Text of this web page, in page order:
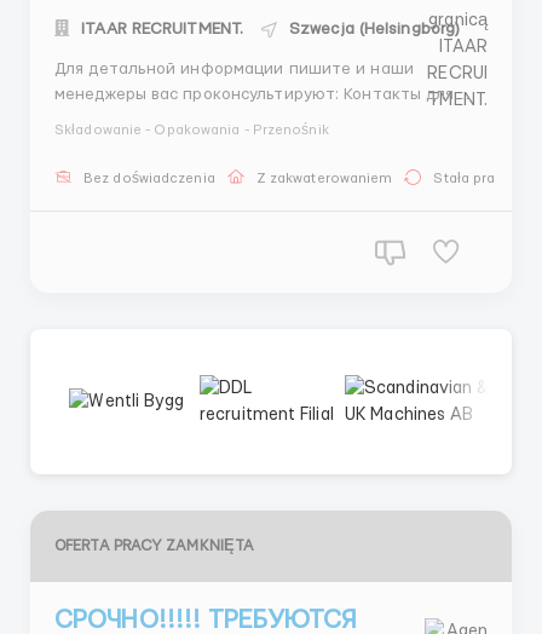
ITAAR RECRUITMENT. Szwecja (Helsingborg)
Для детальной информации пишите и наши
менеджеры вас проконсультируют: Контакты для
консультации с менеджером: Whatsapp +44
@VanyaMedved Whatsapp +37120589285 Пишите
Składowanie - Opakowania - Przenośnik
Bez doświadczenia Z zakwaterowaniem Stała praca
OFERTA PRACY ZAMKNIĘTA
СРОЧНО!!!!! ТРЕБУЮТСЯ